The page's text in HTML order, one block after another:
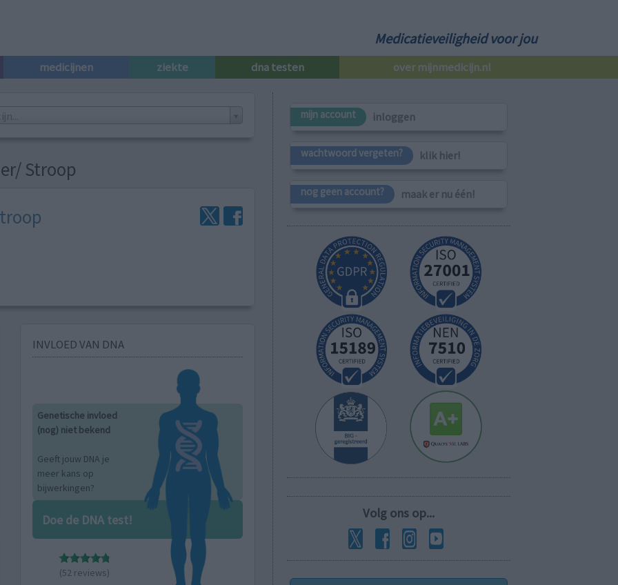
Medicatieveiligheid voor jou
medicijnen ziekte dna testen over mijnmedicijn.nl
Stroop
INVLOED VAN DNA
Genetische invloed
(nog) niet bekend
Geeft jouw DNA je
meer kans op
bijwerkingen?
Doe de DNA test!
(52 reviews)
mijn account inloggen
wachtwoord vergeten? klik hier!
nog geen account? maak er nu één!
Volg ons op...